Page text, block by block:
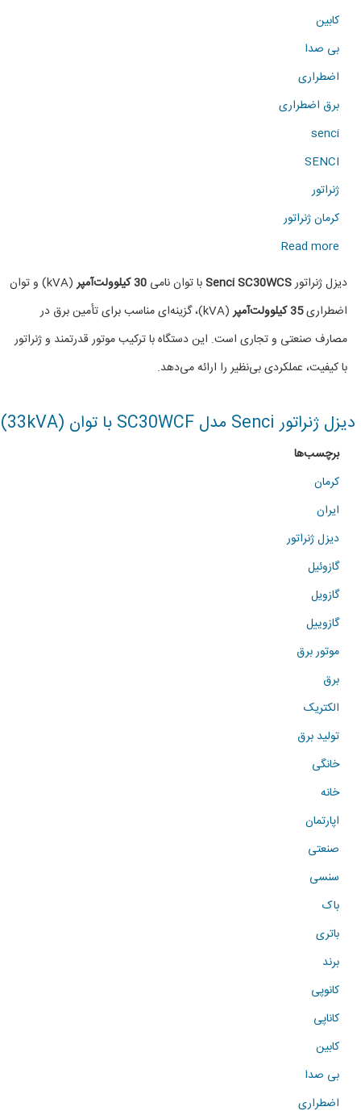
کابین
بی صدا
اضطراری
برق اضطراری
senci
SENCI
ژنراتور
کرمان ژنراتور
Read more
about
دیزل
ژنراتور
SENCI
SC30WCS
دیزل ژنراتورSenci SC30WCSبا توان نامی 30 کیلوولت‌آمپر
(kVA) و توان
اضطراری35 کیلوولت‌آمپر
(kVA)، گزینه‌ای مناسب برای تأمین برق در
مصارف صنعتی و تجاری است. این دستگاه با ترکیب موتور قدرتمند و ژنراتور
با کیفیت، عملکردی بی‌نظیر را ارائه می‌دهد.
دیزل ژنراتور Senci مدل SC30WCF با توان (33kVA)
برچسب‌ها
کرمان
ایران
دیزل ژنراتور
گازوئیل
گازویل
گازوییل
موتور برق
برق
الکتریک
تولید برق
خانگی
خانه
اپارتمان
صنعتی
سنسی
باک
باتری
برند
کانوپی
کاناپی
کابین
بی صدا
اضطراری